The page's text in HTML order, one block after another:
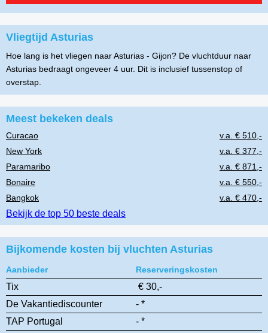
Vliegtijd Asturias
Hoe lang is het vliegen naar Asturias - Gijon? De vluchtduur naar
Asturias bedraagt ongeveer 4 uur. Dit is inclusief tussenstop of
overstap.
Meest bekeken deals
Curacao
v.a. € 510,-
New York
v.a. € 377,-
Paramaribo
v.a. € 871,-
Bonaire
v.a. € 550,-
Bangkok
v.a. € 470,-
Bekijk de top 50 beste deals
Bijkomende kosten bij vluchten Asturias
Aanbieder Reserveringskosten
Tix
€ 30,-
De Vakantiediscounter
- *
TAP Portugal
- *